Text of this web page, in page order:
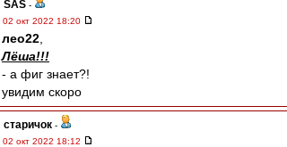
SAS -
02 окт 2022 18:20
лео22
Лёша!!!
- а фиг знает?!
увидим скоро
старичок -
02 окт 2022 18:12